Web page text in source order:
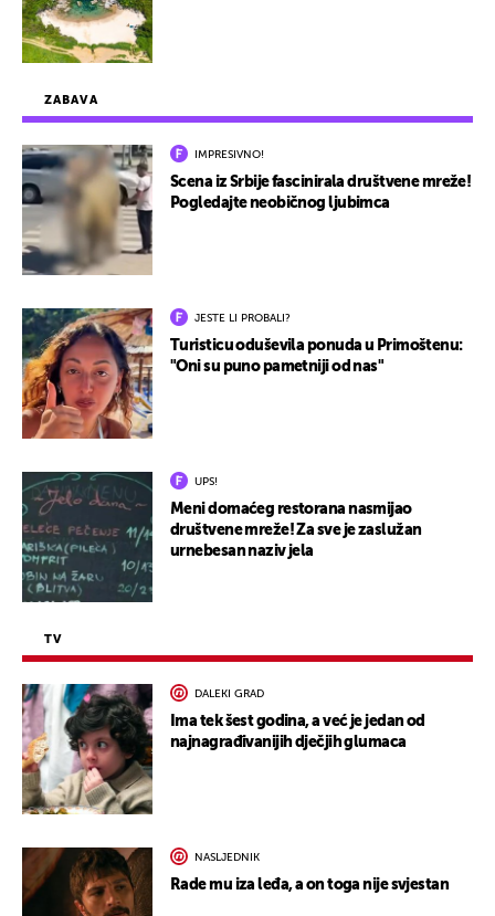
ZABAVA
IMPRESIVNO!
Scena iz Srbije fascinirala društvene mreže!
Pogledajte neobičnog ljubimca
JESTE LI PROBALI?
Turisticu oduševila ponuda u Primoštenu:
"Oni su puno pametniji od nas"
UPS!
Meni domaćeg restorana nasmijao
društvene mreže! Za sve je zaslužan
urnebesan naziv jela
TV
DALEKI GRAD
Ima tek šest godina, a već je jedan od
najnagrađivanijih dječjih glumaca
NASLJEDNIK
Rade mu iza leđa, a on toga nije svjestan